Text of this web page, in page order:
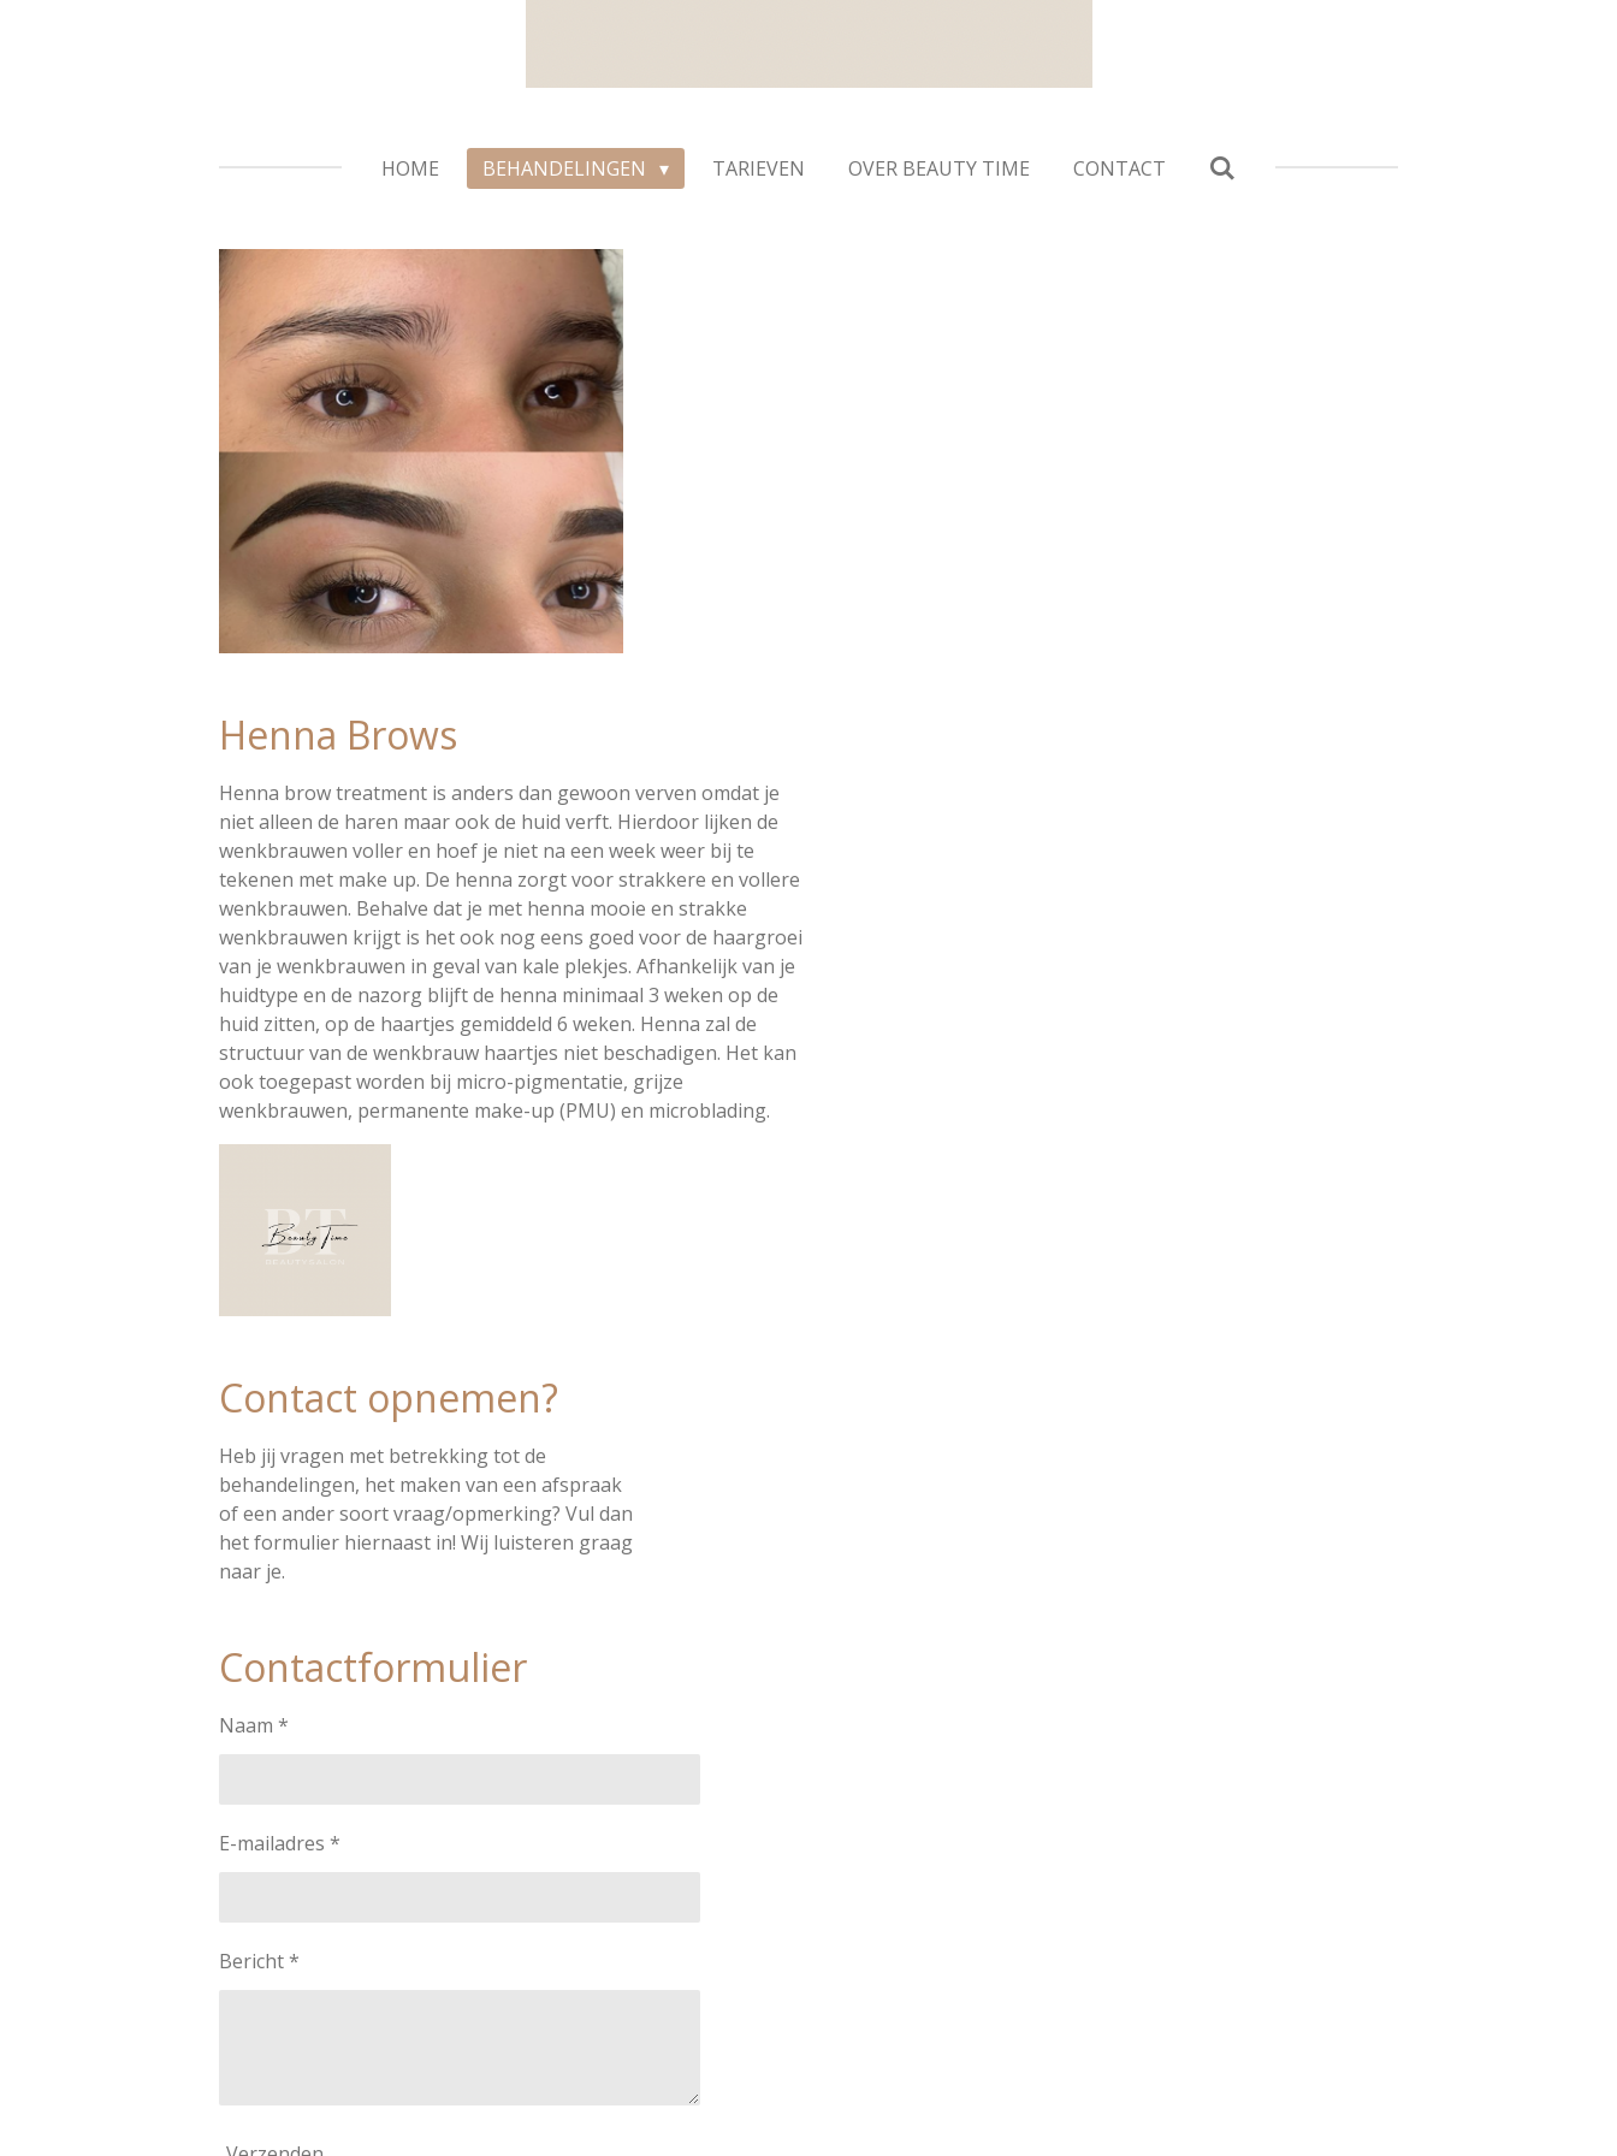
HOME BEHANDELINGEN TARIEVEN OVER BEAUTY TIME CONTACT
Henna Brows
Henna brow treatment is anders dan gewoon verven omdat je
niet alleen de haren maar ook de huid verft. Hierdoor lijken de
wenkbrauwen voller en hoef je niet na een week weer bij te
tekenen met make up. De henna zorgt voor strakkere en vollere
wenkbrauwen. ​Behalve dat je met henna mooie en strakke
wenkbrauwen krijgt is het ook nog eens goed voor de haargroei
van je wenkbrauwen in geval van kale plekjes. Afhankelijk van je
huidtype en de nazorg blijft de henna minimaal 3 weken op de
huid zitten, op de haartjes gemiddeld 6 weken. Henna zal de
structuur van de wenkbrauw haartjes niet beschadigen. Het kan
ook toegepast worden bij micro-pigmentatie, grijze
wenkbrauwen, permanente make-up (PMU) en microblading.
Contact opnemen?
Heb jij vragen met betrekking tot de
behandelingen, het maken van een afspraak
of een ander soort vraag/opmerking? Vul dan
het formulier hiernaast in! Wij luisteren graag
naar je.
Contactformulier
Naam *
E-mailadres *
Bericht *